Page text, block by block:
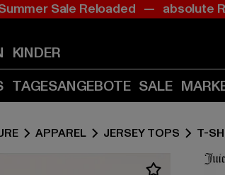
Zum
(Enter
drücken)
Zum
(Enter
drücken)
Sale Reloaded — absolute
KINDER
TAGESANGEBOTE SALE
APPAREL JERSEY TOPS T-